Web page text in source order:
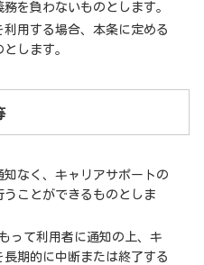
を負わないものとします。
用する場合、本条に定める
します。
なく、キャリアサポートの
ことができるものとしま
って利用者に通知の上、キ
期的に中断または終了する